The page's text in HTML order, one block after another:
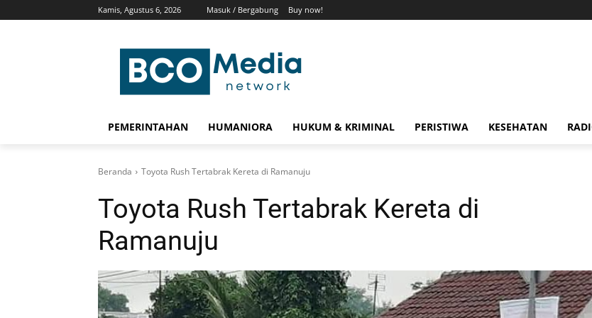
Kamis, Agustus 6, 2026 Masuk / Bergabung Buy now!
PEMERINTAHAN HUMANIORA HUKUM & KRIMINAL PERISTIWA KESEHATAN
Beranda Toyota Rush Tertabrak Kereta di Ramanuju
Toyota Rush Tertabrak Kereta di
Ramanuju